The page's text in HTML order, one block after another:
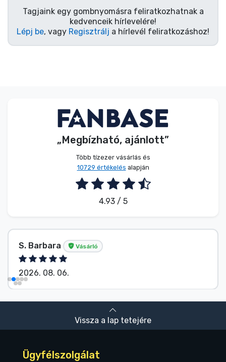
Tagjaink egy gombnyomásra feliratkozhatnak a
kedvenceik hírlevelére!
Lépj be, vagy Regisztrálj a hírlevél feliratkozáshoz!
„Megbízható, ajánlott”
Több tízezer vásárlás és
10729 értékelés alapján
4.93 / 5
S. Barbara Vásárló
2026. 08. 06.
Vissza a lap tetejére
Ügyfélszolgálat
Terméktípusok